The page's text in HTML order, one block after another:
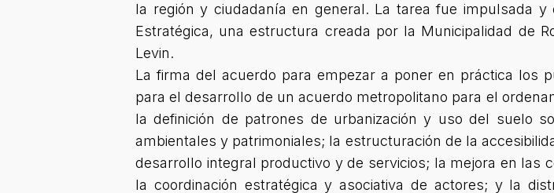
la región y ciudadanía en general. La tarea fue impulsada y
Estratégica, una estructura creada por la Municipalidad de
Levin.
La firma del acuerdo para empezar a poner en práctica los
para el desarrollo de un acuerdo metropolitano para el
la definición de patrones de urbanización y uso del suelo
ambientales y patrimoniales; la estructuración de la
desarrollo integral productivo y de servicios; la mejora en las
la coordinación estratégica y asociativa de actores; y la